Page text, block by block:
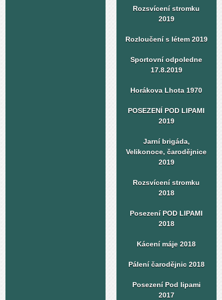
Rozsvícení stromku
2019
Rozloučení s létem 2019
Sportovní odpoledne
17.8.2019
Horákova Lhota 1970
POSEZENÍ POD LIPAMI
2019
Jarní brigáda,
Velikonoce, čarodějnice
2019
Rozsvícení stromku
2018
Posezení POD LIPAMI
2018
Kácení máje 2018
Pálení čarodějnic 2018
Posezení Pod lipami
2017